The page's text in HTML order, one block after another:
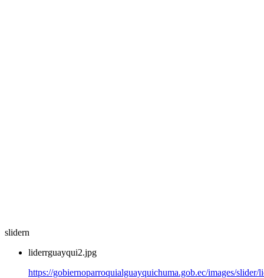
slidern
liderrguayqui2.jpg
https://gobiernoparroquialguayquichuma.gob.ec/images/slider/